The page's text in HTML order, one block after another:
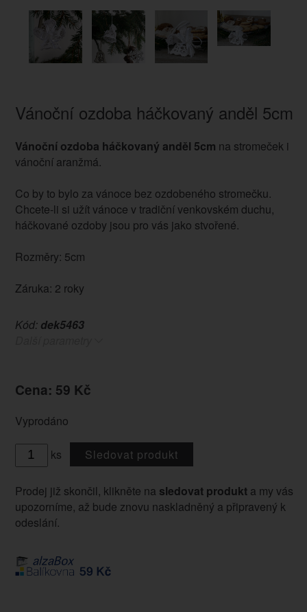
Vánoční ozdoba háčkovaný anděl 5cm
Vánoční ozdoba háčkovaný anděl 5cm na stromeček i
vánoční aranžmá.
Co by to bylo za vánoce bez ozdobeného stromečku.
Chcete-li si užít vánoce v tradiční venkovském duchu,
háčkované ozdoby jsou pro vás jako stvořené.
Rozměry: 5cm
Záruka: 2 roky
Kód: dek5463
Cena: 59 Kč
Vyprodáno
ks Sledovat produkt
Prodej již skončil, klikněte na sledovat produkta my vás
upozorníme, až bude znovu naskladněný a připravený k
odeslání.